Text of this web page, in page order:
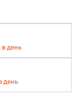
в день
день